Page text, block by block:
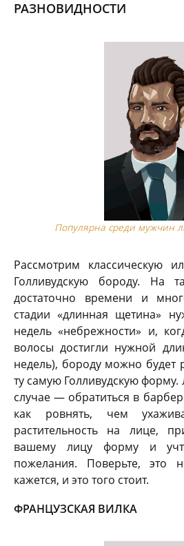
РАЗНОВИДНОСТИ
Популярна среди мужчин
Рассмотрим классическую
Голливудскую бороду. На
достаточно времени и
стадии «длинная щетина»
недель «небрежности» и,
волосы достигли нужной
недель), бороду можно будет
ту самую Голливудскую
случае — обратиться в
как ровнять, чем
растительность на лице,
вашему лицу форму и
пожелания. Поверьте, это
кажется, и это того стоит.
ФРАНЦУЗСКАЯ ВИЛКА